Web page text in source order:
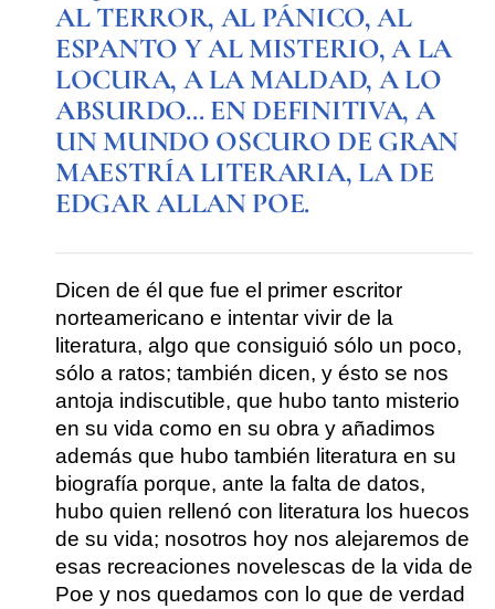
AL TERROR, AL PÁNICO, AL
ESPANTO Y AL MISTERIO, A LA
LOCURA, A LA MALDAD, A LO
ABSURDO… EN DEFINITIVA, A
UN MUNDO OSCURO DE GRAN
MAESTRÍA LITERARIA, LA DE
EDGAR ALLAN POE.
Dicen de él que fue el primer escritor
norteamericano e intentar vivir de la
literatura, algo que consiguió sólo un poco,
sólo a ratos; también dicen, y ésto se nos
antoja indiscutible, que hubo tanto misterio
en su vida como en su obra y añadimos
además que hubo también literatura en su
biografía porque, ante la falta de datos,
hubo quien rellenó con literatura los huecos
de su vida; nosotros hoy nos alejaremos de
esas recreaciones novelescas de la vida de
Poe y nos quedamos con lo que de verdad